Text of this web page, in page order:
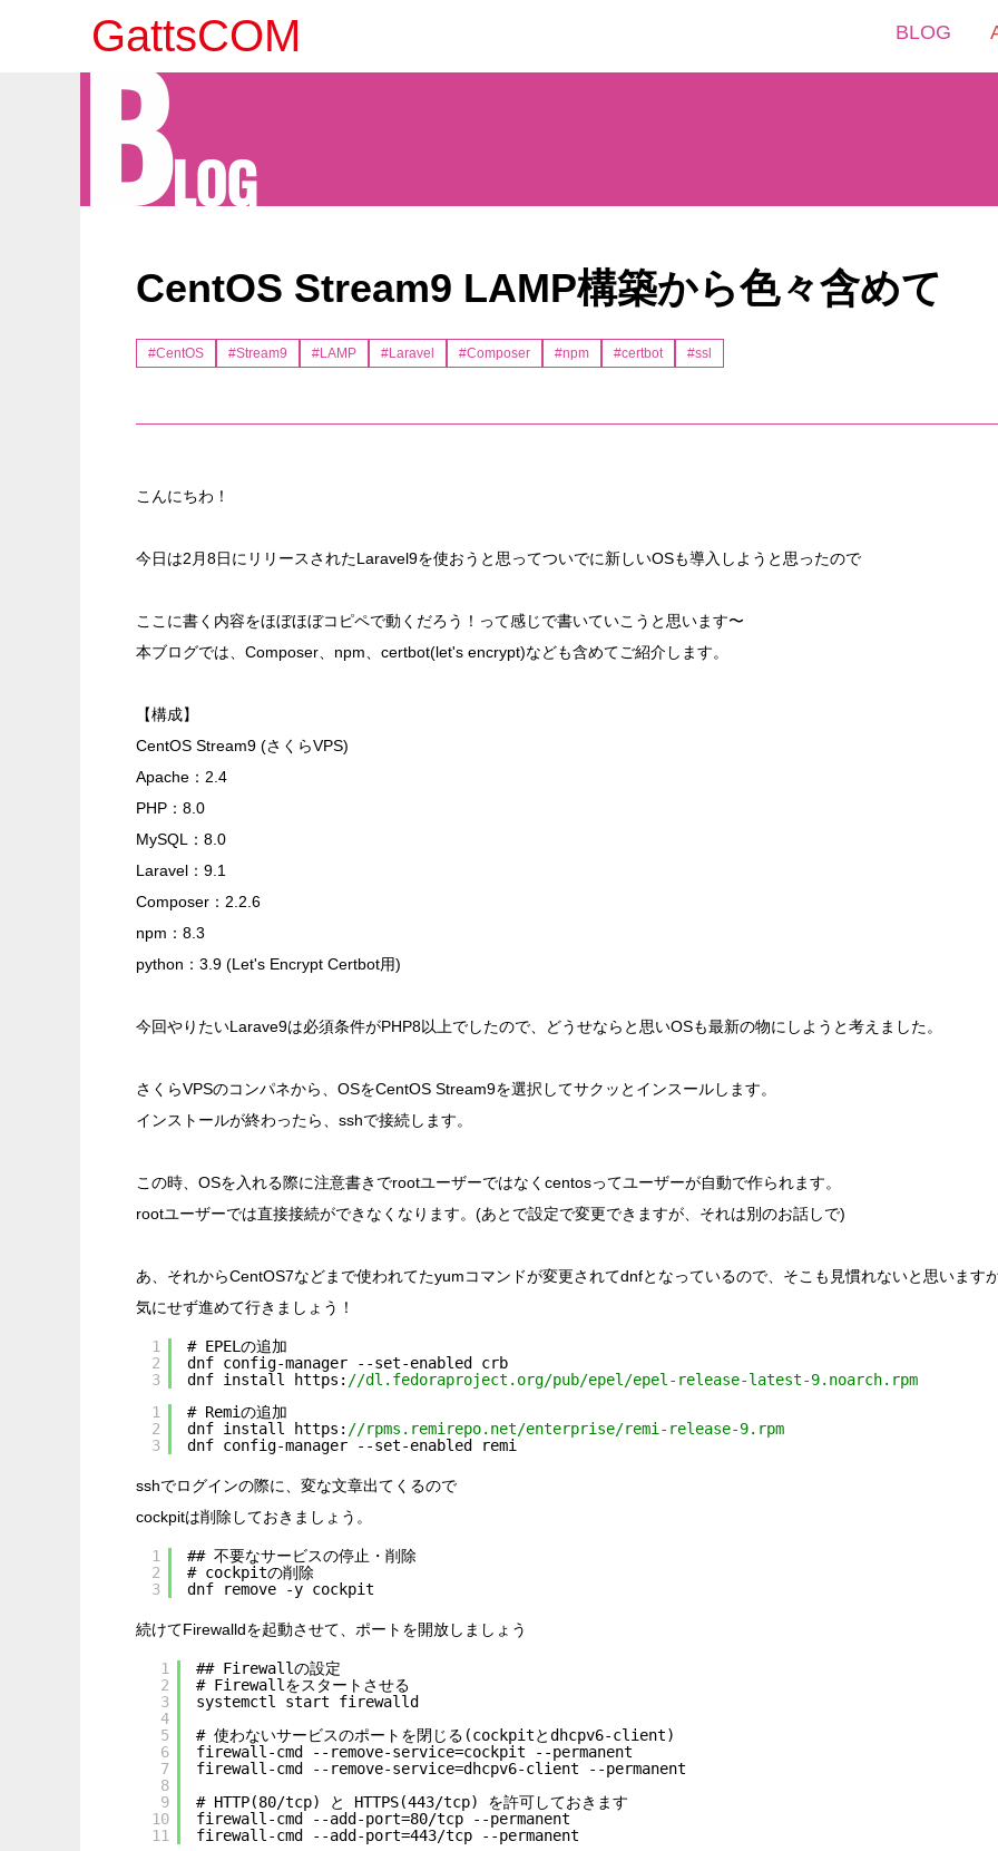
GattsCOM BLOG
BLOG
CentOS Stream9 LAMP構築から色々含めて
#CentOS #Stream9 #LAMP #Laravel #Composer #npm #certbot #ssl
こんにちわ！
今日は2月8日にリリースされたLaravel9を使おうと思ってついでに新しいOSも導入しようと思ったので
ここに書く内容をほぼほぼコピペで動くだろう！って感じで書いていこうと思います〜
本ブログでは、Composer、npm、certbot(let's encrypt)なども含めてご紹介します。
【構成】
CentOS Stream9 (さくらVPS)
Apache：2.4
PHP：8.0
MySQL：8.0
Laravel：9.1
Composer：2.2.6
npm：8.3
python：3.9 (Let's Encrypt Certbot用)
今回やりたいLarave9は必須条件がPHP8以上でしたので、どうせならと思いOSも最新の物にしようと考えました。
さくらVPSのコンパネから、OSをCentOS Stream9を選択してサクッとインスールします。
インストールが終わったら、sshで接続します。
この時、OSを入れる際に注意書きでrootユーザーではなくcentosってユーザーが自動で作られます。
rootユーザーでは直接接続ができなくなります。(あとで設定で変更できますが、それは別のお話しで)
あ、それからCentOS7などまで使われてたyumコマンドが変更されてdnfとなっているので、そこも見慣れないと思います
気にせず進めて行きましょう！
1
2
3
# EPELの追加
dnf config-manager --set-enabled crb
dnf install https: //dl.fedoraproject.org/pub/epel/epel-release-latest-9.noarch.rpm
1
2
3
# Remiの追加
dnf install https: //rpms.remirepo.net/enterprise/remi-release-9.rpm
dnf config-manager --set-enabled remi
sshでログインの際に、変な文章出てくるので
cockpitは削除しておきましょう。
1
2
3
## 不要なサービスの停止・削除
# cockpitの削除
dnf remove -y cockpit
続けてFirewalldを起動させて、ポートを開放しましょう
1
2
3
4
5
6
7
8
9
10
11
## Firewallの設定
# Firewallをスタートさせる
systemctl start firewalld
# 使わないサービスのポートを閉じる(cockpitとdhcpv6-client)
firewall-cmd --remove-service=cockpit --permanent
firewall-cmd --remove-service=dhcpv6-client --permanent
# HTTP(80/tcp) と HTTPS(443/tcp) を許可しておきます
firewall-cmd --add-port=80/tcp --permanent
firewall-cmd --add-port=443/tcp --permanent